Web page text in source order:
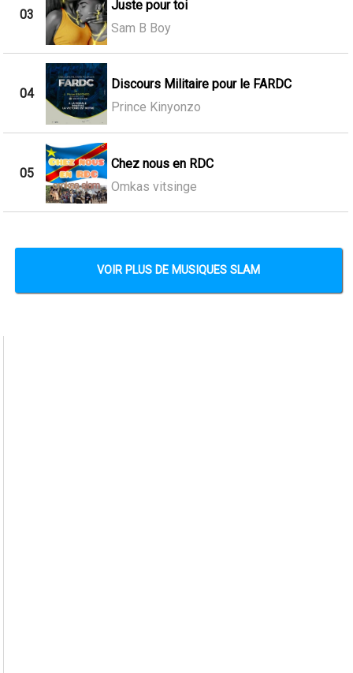
03
Juste pour toi
Sam B Boy
04
Discours Militaire pour le FARDC
Prince Kinyonzo
05
Chez nous en RDC
Omkas vitsinge
VOIR PLUS DE MUSIQUES SLAM